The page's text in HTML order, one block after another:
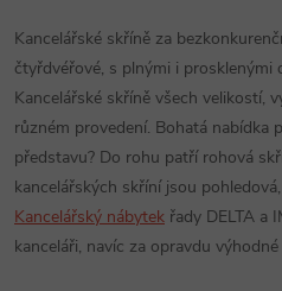
d
a
c
í
p
r
á
n
k
o
v
á
n
Kancelářské skříně za
čtyřdvéřové, s plnými i prosklenými
Kancelářské skříně všech velikostí,
různém provedení. Bohatá nabídka
představu? Do rohu patří rohová
kancelářských skříní jsou
Kancelářský nábytek řady DELTA a
kanceláři, navíc za opravdu výhodné